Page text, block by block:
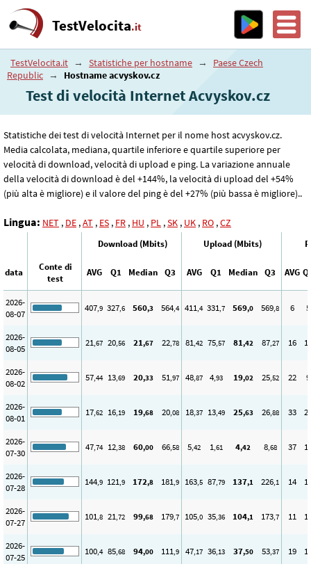
TestVelocita.it
TestVelocita.it → Statistiche per hostname →
Paese Czech
Republic → Hostname acvyskov.cz
Test di velocità Internet Acvyskov.cz
Statistiche dei test di velocità Internet per il nome host acvyskov.cz.
Media calcolata, mediana, quartile inferiore e quartile superiore per
velocità di download, velocità di upload e ping. La variazione annuale
della velocità di download è del +144%, la velocità di upload del +54%
(più alta è migliore) e il valore del ping è del +27% (più bassa è migliore)..
Lingua: NET , DE ,AT , ES , FR , HU , PL ,SK , UK , RO ,CZ
Download (Mbits) Upload (Mbits)
data
Conte di
test
AVG Q1 Median Q3 AVG Q1 Median Q3 AVG
2026-
08-07
407,9 327,6 560,3 564,4 411,4 331,7 569,0 569,8 6 5
2026-
08-05
21,67 20,56 21,67 22,78 81,42 75,57 81,42 87,27 16
2026-
08-02
57,44 13,69 20,33 51,97 48,87 4,93 19,02 25,52 22 9
2026-
08-01
17,62 16,19 19,68 20,08 18,37 13,49 25,63 26,88 33
2026-
07-30
47,74 12,38 60,00 66,58 5,42 1,61 4,42 8,68 37
2026-
07-28
144,9 121,9 172,8 181,9 163,5 87,79 137,1 226,1 14
2026-
07-27
101,8 21,72 99,68 179,7 105,0 35,36 104,1 173,7 11
2026-
07-25
100,4 85,68 94,00 111,9 47,17 36,13 37,50 53,37 19